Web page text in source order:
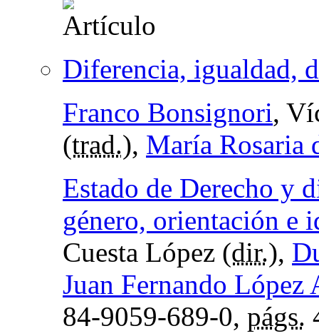
Diferencia, igualdad,
Franco Bonsignori,
(trad.), María Rosaria
Estado de Derecho y
género, orientación e
Cuesta López (dir.),
Juan Fernando López
84-9059-689-0, págs.